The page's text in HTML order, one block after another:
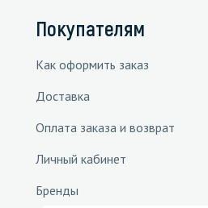
Покупателям
Как оформить заказ
Доставка
Оплата заказа и возврат
Личный кабинет
Бренды